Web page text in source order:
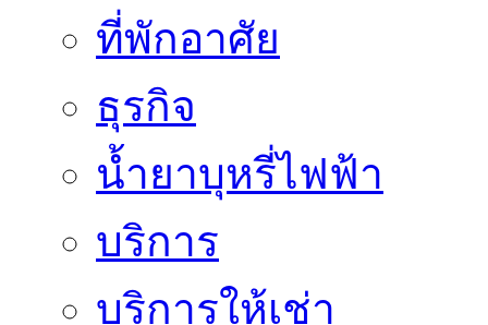
ที่พักอาศัย
ธุรกิจ
น้ำยาบุหรี่ไฟฟ้า
บริการ
บริการให้เช่า